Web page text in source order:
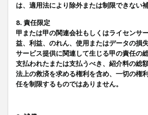
は、適用法により除外または制限できない
8. 責任限定
甲または甲の関連会社もしくはライセンサ
益、利益、のれん、使用またはデータの損
サービス提供に関連して生じる甲の責任の
支払われたまたは支払うべき、紹介料の総
法上の救済を求める権利を含め、一切の権
任を制限するものではありません。